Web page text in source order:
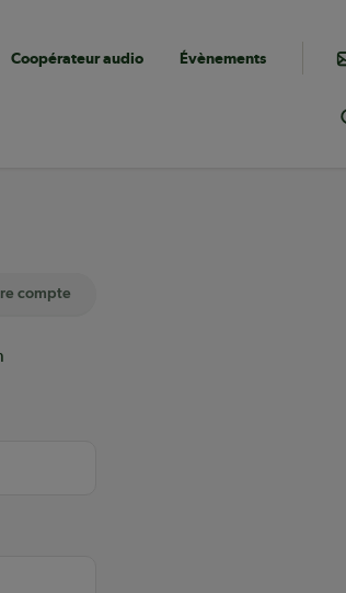
Coopérateur audio Évènements
compte